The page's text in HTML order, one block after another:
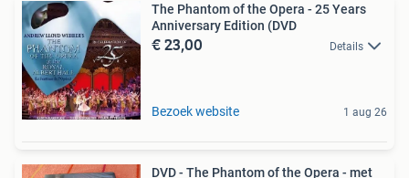
The Phantom of the Opera - 25 Years
Anniversary Edition (DVD
€ 23,00 Details
Bezoek website 1 aug 26
DVD - The Phantom of the Opera - met